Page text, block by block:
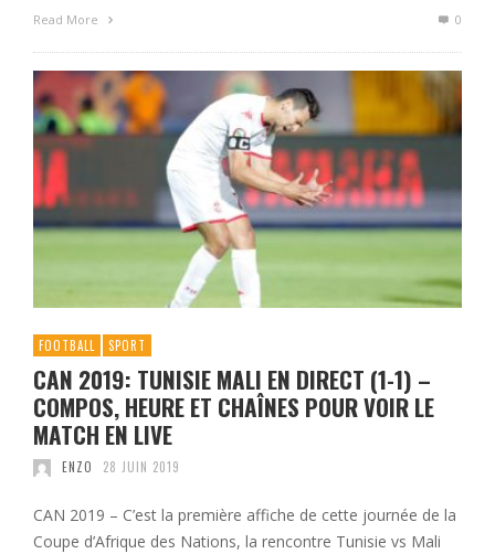
Read More 0
FOOTBALL SPORT
CAN 2019: TUNISIE MALI EN DIRECT (1-1) –
COMPOS, HEURE ET CHAÎNES POUR VOIR LE
MATCH EN LIVE
ENZO 28 JUIN 2019
CAN 2019 – C’est la première affiche de cette journée de la
Coupe d’Afrique des Nations, la rencontre Tunisie vs Mali